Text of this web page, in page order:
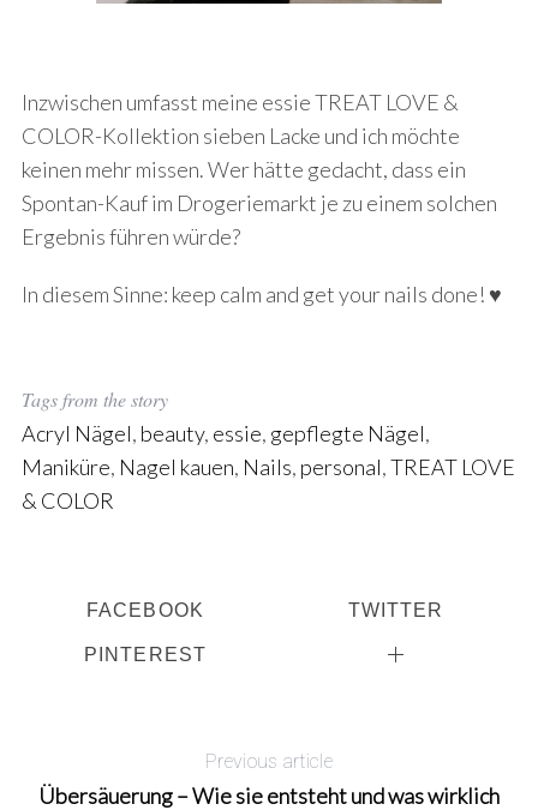
Inzwischen umfasst meine essie TREAT LOVE &
COLOR-Kollektion sieben Lacke und ich möchte
keinen mehr missen. Wer hätte gedacht, dass ein
Spontan-Kauf im Drogeriemarkt je zu einem solchen
Ergebnis führen würde?
In diesem Sinne: keep calm and get your nails done! ♥
Tags from the story
Acryl Nägel, beauty, essie, gepflegte Nägel,
Maniküre, Nagel kauen, Nails, personal,TREAT LOVE
& COLOR
FACEBOOK TWITTER
PINTEREST
Previous article
Übersäuerung – Wie sie entsteht und was wirklich